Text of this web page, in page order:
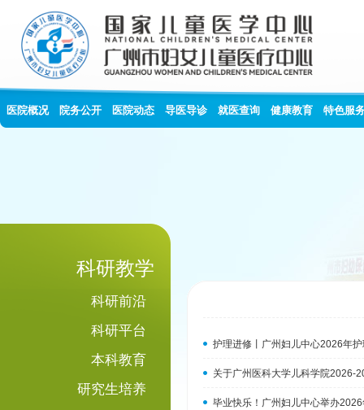
医院概况 院务公开 医院动态 导医导诊 就医查询 健康教育 特色服
科研教学
科研前沿
科研平台
本科教育
研究生培养
护理进修丨广州妇儿中心2026年
关于广州医科大学儿科学院2026-
毕业快乐！广州妇儿中心举办